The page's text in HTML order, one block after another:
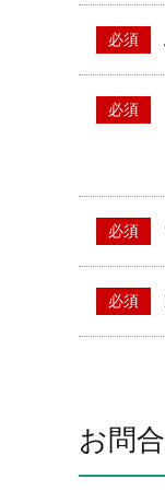
当
ダイ
個人
で、
委託
利用目
第三
個人
お問